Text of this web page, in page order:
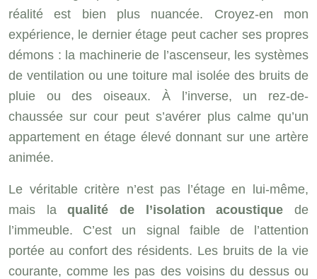
réalité est bien plus nuancée. Croyez-en mon
expérience, le dernier étage peut cacher ses propres
démons : la machinerie de l’ascenseur, les systèmes
de ventilation ou une toiture mal isolée des bruits de
pluie ou des oiseaux. À l’inverse, un rez-de-
chaussée sur cour peut s’avérer plus calme qu’un
appartement en étage élevé donnant sur une artère
animée.
Le véritable critère n’est pas l’étage en lui-même,
mais laqualité de l’isolation acoustique de
l’immeuble. C’est un signal faible de l’attention
portée au confort des résidents. Les bruits de la vie
courante, comme les pas des voisins du dessus ou